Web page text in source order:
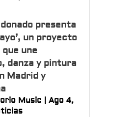
presenta
un proyecto
une
danza y pintura
Madrid y
Music | Ago 4,